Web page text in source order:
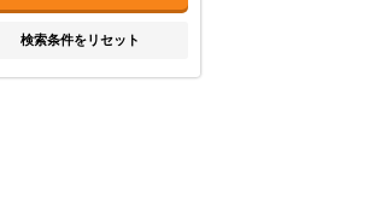
検索条件をリセット